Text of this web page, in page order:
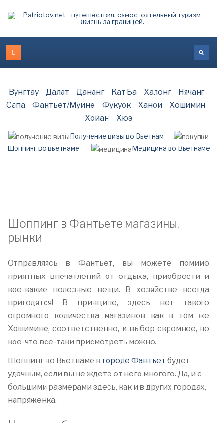
Вунгтау Далат Дананг Кат Ба Халонг
Нячанг
Сапа
Фантьет/Муйне Фукуок Ханой
Хошимин
Хойан
Хюэ
Получение визы во Вьетнам
Шоппинг во вьетнаме
Медицина во Вьетнаме
Шоппинг в Фантьете магазины,
рынки
Отправляясь в Фантьет, вы можете помимо
приятных впечатлений от отдыха, приобрести и
кое-какие полезные вещи. В хозяйстве всегда
пригодятся! В принципе, здесь нет такого
огромного количества магазинов как в том же
Хошимине, соответственно, и выбор скромнее, но
кое-что все-таки присмотреть можно.
Шоппинг во Вьетнаме в городе Фантьет будет
удачным, если вы не ждете от него многого. Да, и с
большими размерами здесь, как и в других городах,
напряженка.